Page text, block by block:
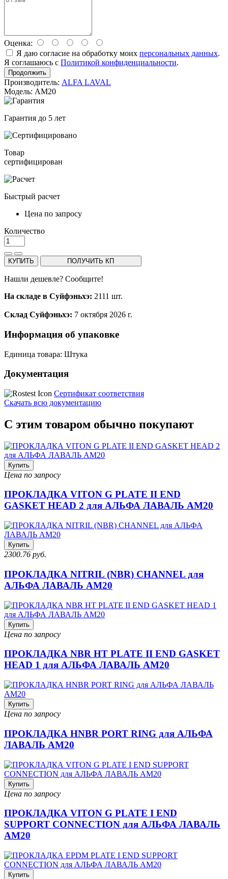
Оценка:
Я даю согласие на обработку моих персональных данных.
Я соглашаюсь с Политикой конфиденциальности.
Продолжить
Производитель: ALFA LAVAL
Модель: AM20
Гарантия до 5 лет
Товар
сертифицирован
Быстрый расчет
Цена по запросу
Количество
КУПИТЬ ПОЛУЧИТЬ КП
Нашли дешевле? Сообщите!
На складе в Суйфэньхэ: 2111 шт.
Склад Суйфэньхэ: 7 октября 2026 г.
Информация об упаковке
Единица товара: Штука
Документация
Сертификат соответствия
Скачать всю документацию
С этим товаром обычно покупают
Купить
Цена по запросу
ПРОКЛАДКА VITON G PLATE II END
GASKET HEAD 2 для АЛЬФА ЛАВАЛЬ AM20
Купить
2300.76 руб.
ПРОКЛАДКА NITRIL (NBR) CHANNEL для
АЛЬФА ЛАВАЛЬ AM20
Купить
Цена по запросу
ПРОКЛАДКА NBR HT PLATE II END GASKET
HEAD 1 для АЛЬФА ЛАВАЛЬ AM20
Купить
Цена по запросу
ПРОКЛАДКА HNBR PORT RING для АЛЬФА
ЛАВАЛЬ AM20
Купить
Цена по запросу
ПРОКЛАДКА VITON G PLATE I END
SUPPORT CONNECTION для АЛЬФА ЛАВАЛЬ
AM20
Купить